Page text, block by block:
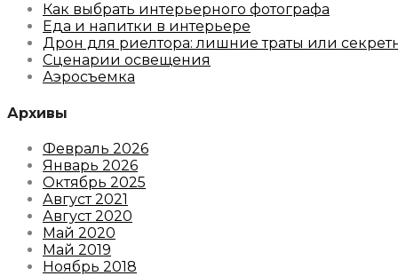
Как выбрать интерьерного фотографа
Еда и напитки в интерьере
Дрон для риелтора: лишние траты или
Сценарии освещения
Аэросъемка
Архивы
Февраль 2026
Январь 2026
Октябрь 2025
Август 2021
Август 2020
Май 2020
Май 2019
Ноябрь 2018